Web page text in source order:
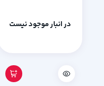
در انبار موجود نیست